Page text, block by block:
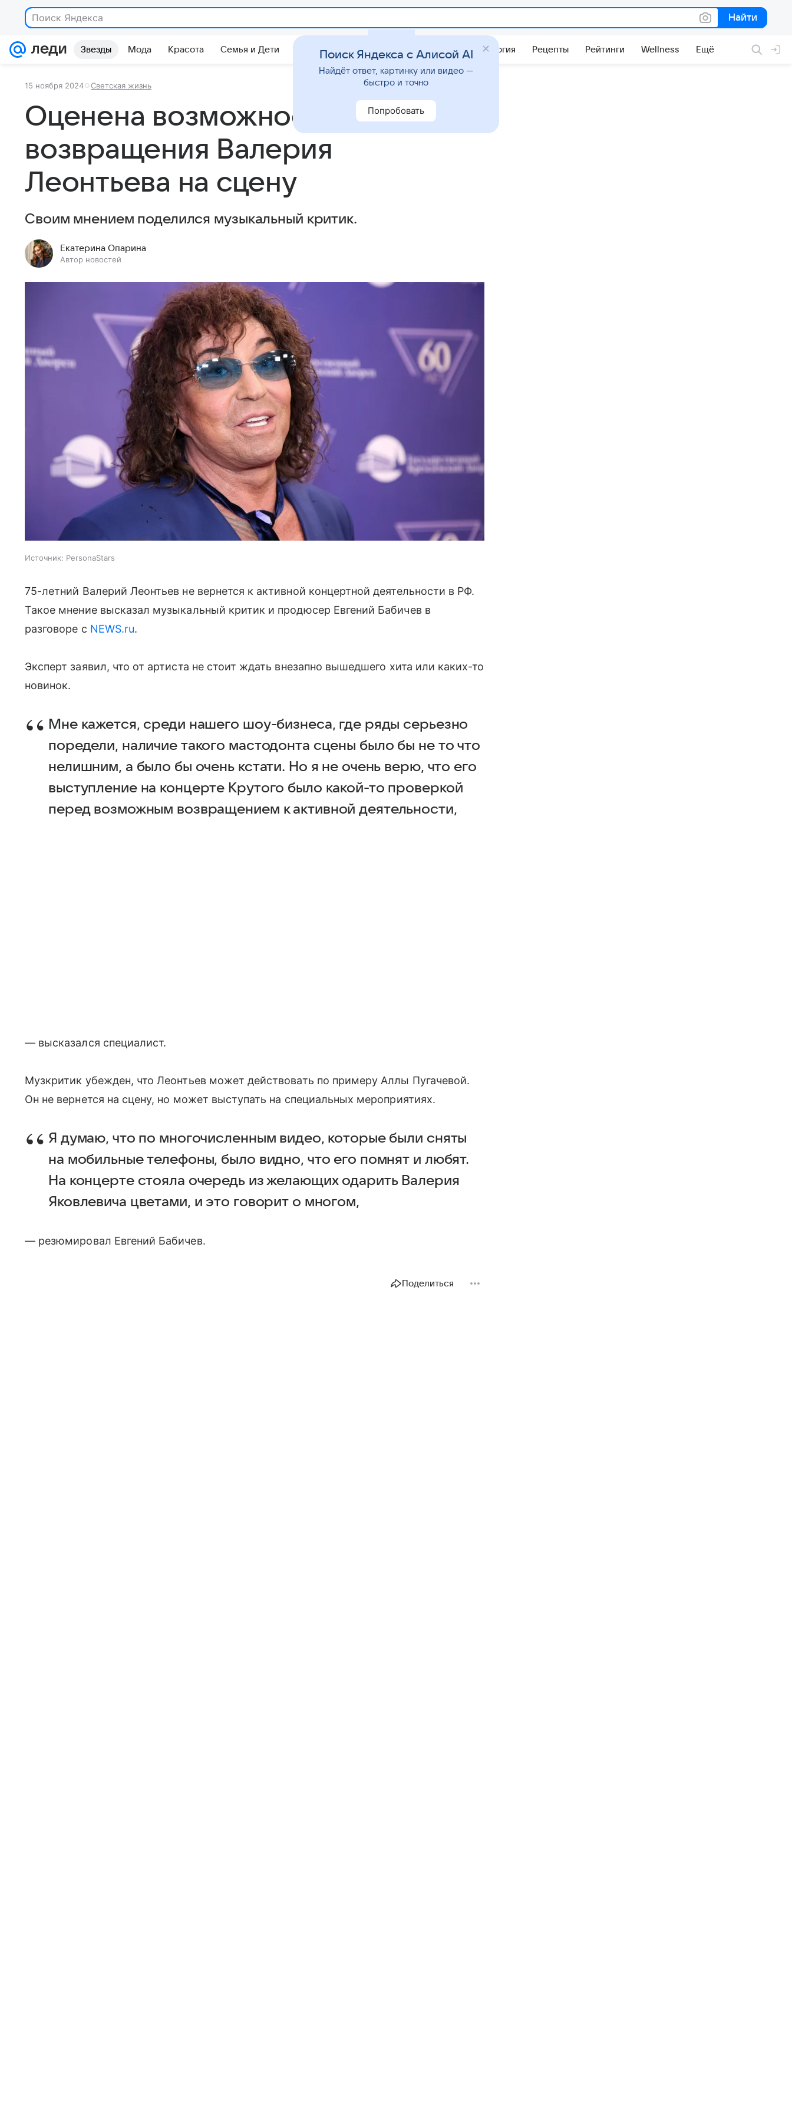
Поиск Яндекса Найти
Найти
Звезды Мода Красота Семья и Дети Гороскопы Стиль жизни Психология Рецепты Рейтинги Wellness Ещё
15 ноября 2024 Светская жизнь
Оценена возможность
возвращения Валерия
Леонтьева на сцену
Своим мнением поделился музыкальный критик.
Екатерина Опарина
Автор новостей
Источник: PersonaStars
75-летний Валерий Леонтьев не вернется к активной концертной деятельности в РФ.
Такое мнение высказал музыкальный критик и продюсер Евгений Бабичев в
разговоре с NEWS.ru.
Эксперт заявил, что от артиста не стоит ждать внезапно вышедшего хита или каких-то
новинок.
Мне кажется, среди нашего шоу-бизнеса, где ряды серьезно
поредели, наличие такого мастодонта сцены было бы не то что
нелишним, а было бы очень кстати. Но я не очень верю, что его
выступление на концерте Крутого было какой-то проверкой
перед возможным возвращением к активной деятельности,
— высказался специалист.
Музкритик убежден, что Леонтьев может действовать по примеру Аллы Пугачевой.
Он не вернется на сцену, но может выступать на специальных мероприятиях.
Я думаю, что по многочисленным видео, которые были сняты
на мобильные телефоны, было видно, что его помнят и любят.
На концерте стояла очередь из желающих одарить Валерия
Яковлевича цветами, и это говорит о многом,
— резюмировал Евгений Бабичев.
Поделиться
Поиск Яндекса с Алисой AI
Найдёт ответ, картинку или видео —
быстро и точно
Попробовать